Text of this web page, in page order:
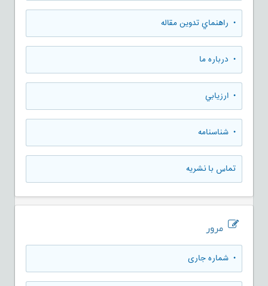
• راهنماي تدوين مقاله
• درباره ما
• ارزيابي
• شناسنامه
تماس با نشریه
مرور
• شماره جاری